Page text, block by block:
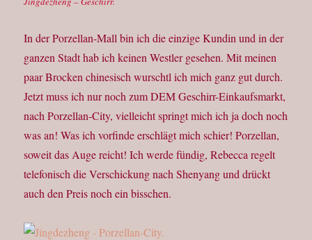
In der Porzellan-Mall bin ich die einzige Kundin und in der
ganzen Stadt hab ich keinen Westler gesehen. Mit meinen
paar Brocken chinesisch wurschtl ich mich ganz gut durch.
Jetzt muss ich nur noch zum DEM Geschirr-Einkaufsmarkt,
nach Porzellan-City, vielleicht springt mich ich ja doch noch
was an! Was ich vorfinde erschlägt mich schier! Porzellan,
soweit das Auge reicht! Ich werde fündig, Rebecca regelt
telefonisch die Verschickung nach Shenyang und drückt
auch den Preis noch ein bisschen.